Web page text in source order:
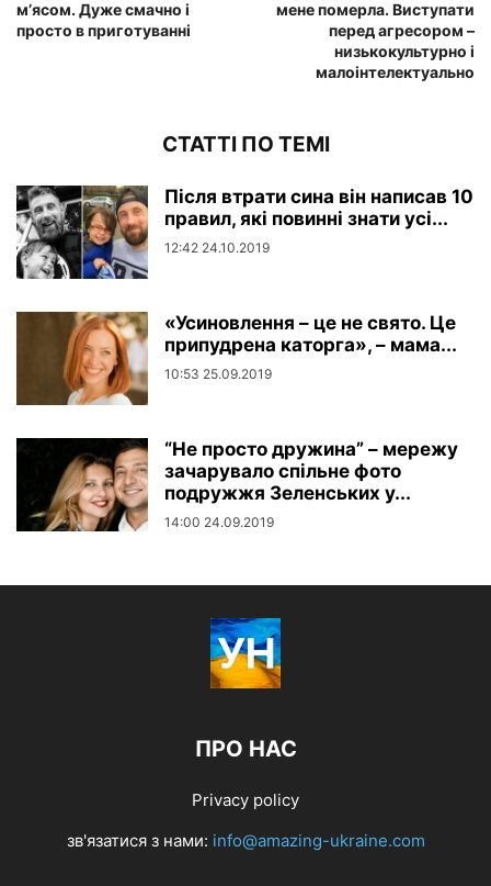
м’ясом. Дуже смачно і
просто в приготуванні
мене померла. Виступати
перед агресором –
низькокультурно і
малоінтелектуально
СТАТТІ ПО ТЕМІ
Після втрати сина він написав 10
правил, які повинні знати усі...
12:42 24.10.2019
«Усиновлення – це не свято. Це
припудрена каторга», – мама...
10:53 25.09.2019
“Не просто дружина” – мережу
зачарувало спільне фото
подружжя Зеленських у...
14:00 24.09.2019
ПРО НАС
Privacy policy
зв'язатися з нами: info@amazing-ukraine.com